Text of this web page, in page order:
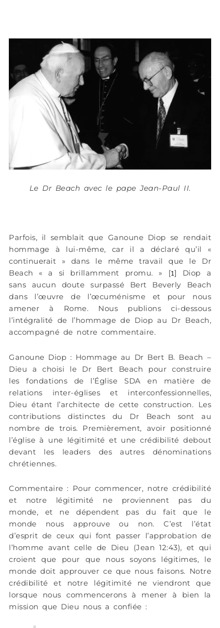
Le Dr Beach avec le pape Jean-Paul II.
Parfois, il semblait que Ganoune Diop se rendait
hommage à lui-même, car il a déclaré qu’il «
continuerait » dans le même travail que le Dr
Beach « a si brillamment promu. » [1]
Diop a
sans aucun doute surpassé Bert Beverly Beach
dans l’œuvre de l’œcuménisme et pour nous
amener à Rome. Nous publions ci-dessous
l’intégralité de l’hommage de Diop au Dr Beach,
accompagné de notre commentaire.
Ganoune Diop : Hommage au Dr Bert B. Beach –
Dieu a choisi le Dr Bert Beach pour construire
les fondations de l’Église SDA en matière de
relations inter-églises et interconfessionnelles,
Dieu étant l’architecte de cette construction. Les
contributions distinctes du Dr Beach sont au
nombre de trois. Premièrement, avoir positionné
l’église à une légitimité et une crédibilité debout
devant les leaders des autres dénominations
chrétiennes.
Commentaire : Pour commencer, notre crédibilité
et notre légitimité ne proviennent pas du
monde, et ne dépendent pas du fait que le
monde nous approuve ou non. C’est l’état
d’esprit de ceux qui font passer l’approbation de
l’homme avant celle de Dieu (Jean 12:43), et qui
croient que pour que nous soyons légitimes, le
monde doit approuver ce que nous faisons. Notre
crédibilité et notre légitimité ne viendront que
lorsque nous commencerons à mener à bien la
mission que Dieu nous a confiée :